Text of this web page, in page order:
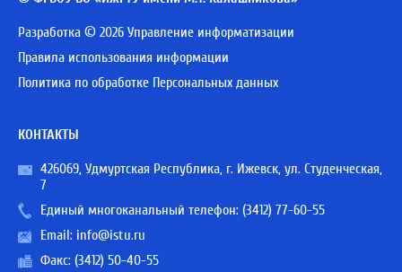
Разработка © 2026 Управление информатизации
Правила использования информации
Политика по обработке Персональных данных
КОНТАКТЫ
426069, Удмуртская Республика, г. Ижевск, ул. Студенческая,
7
Единый многоканальный телефон: (3412) 77-60-55
Email: info@istu.ru
Факс: (3412) 50-40-55